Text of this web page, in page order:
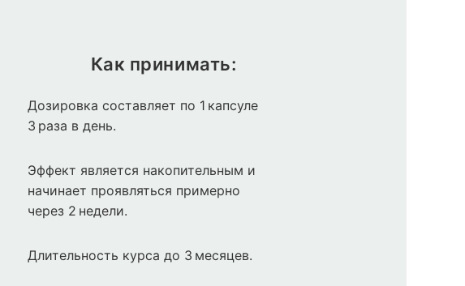
Как принимать:
Дозировка составляет по 1 капсуле
3 раза в день.
Эффект является накопительным и
начинает проявляться примерно
через 2 недели.
Длительность курса до 3 месяцев.